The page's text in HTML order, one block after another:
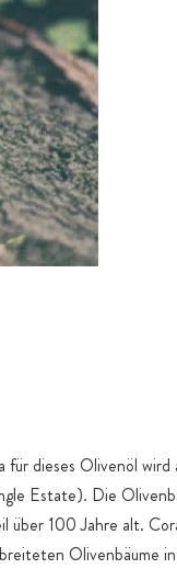
dieses Olivenöl wird
Estate). Die
über 100 Jahre alt.
Olivenbäume